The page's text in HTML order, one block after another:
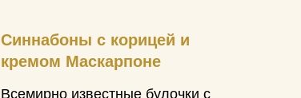
Синнабоны с корицей и
кремом Маскарпоне
Всемирно известные булочки с